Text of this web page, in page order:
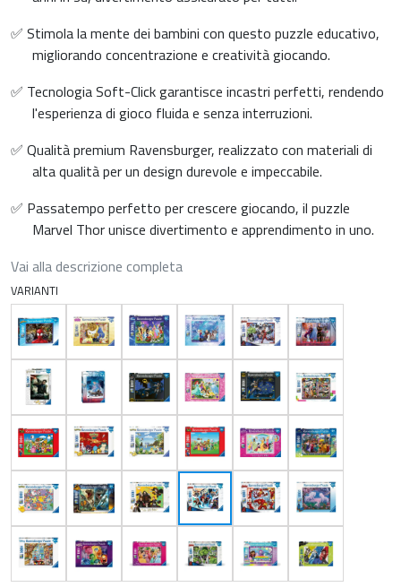
✅ Stimola la mente dei bambini con questo puzzle educativo,
migliorando concentrazione e creatività giocando.
✅ Tecnologia Soft-Click garantisce incastri perfetti, rendendo
l'esperienza di gioco fluida e senza interruzioni.
✅ Qualità premium Ravensburger, realizzato con materiali di
alta qualità per un design durevole e impeccabile.
✅ Passatempo perfetto per crescere giocando, il puzzle
Marvel Thor unisce divertimento e apprendimento in uno.
Vai alla descrizione completa
VARIANTI